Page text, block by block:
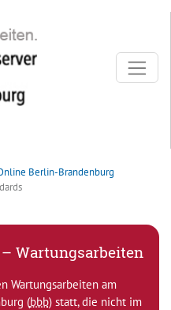
Berlin-Brandenburg
Wartungsarbeiten
Wartungsarbeiten am
(bbb) statt, die nicht im